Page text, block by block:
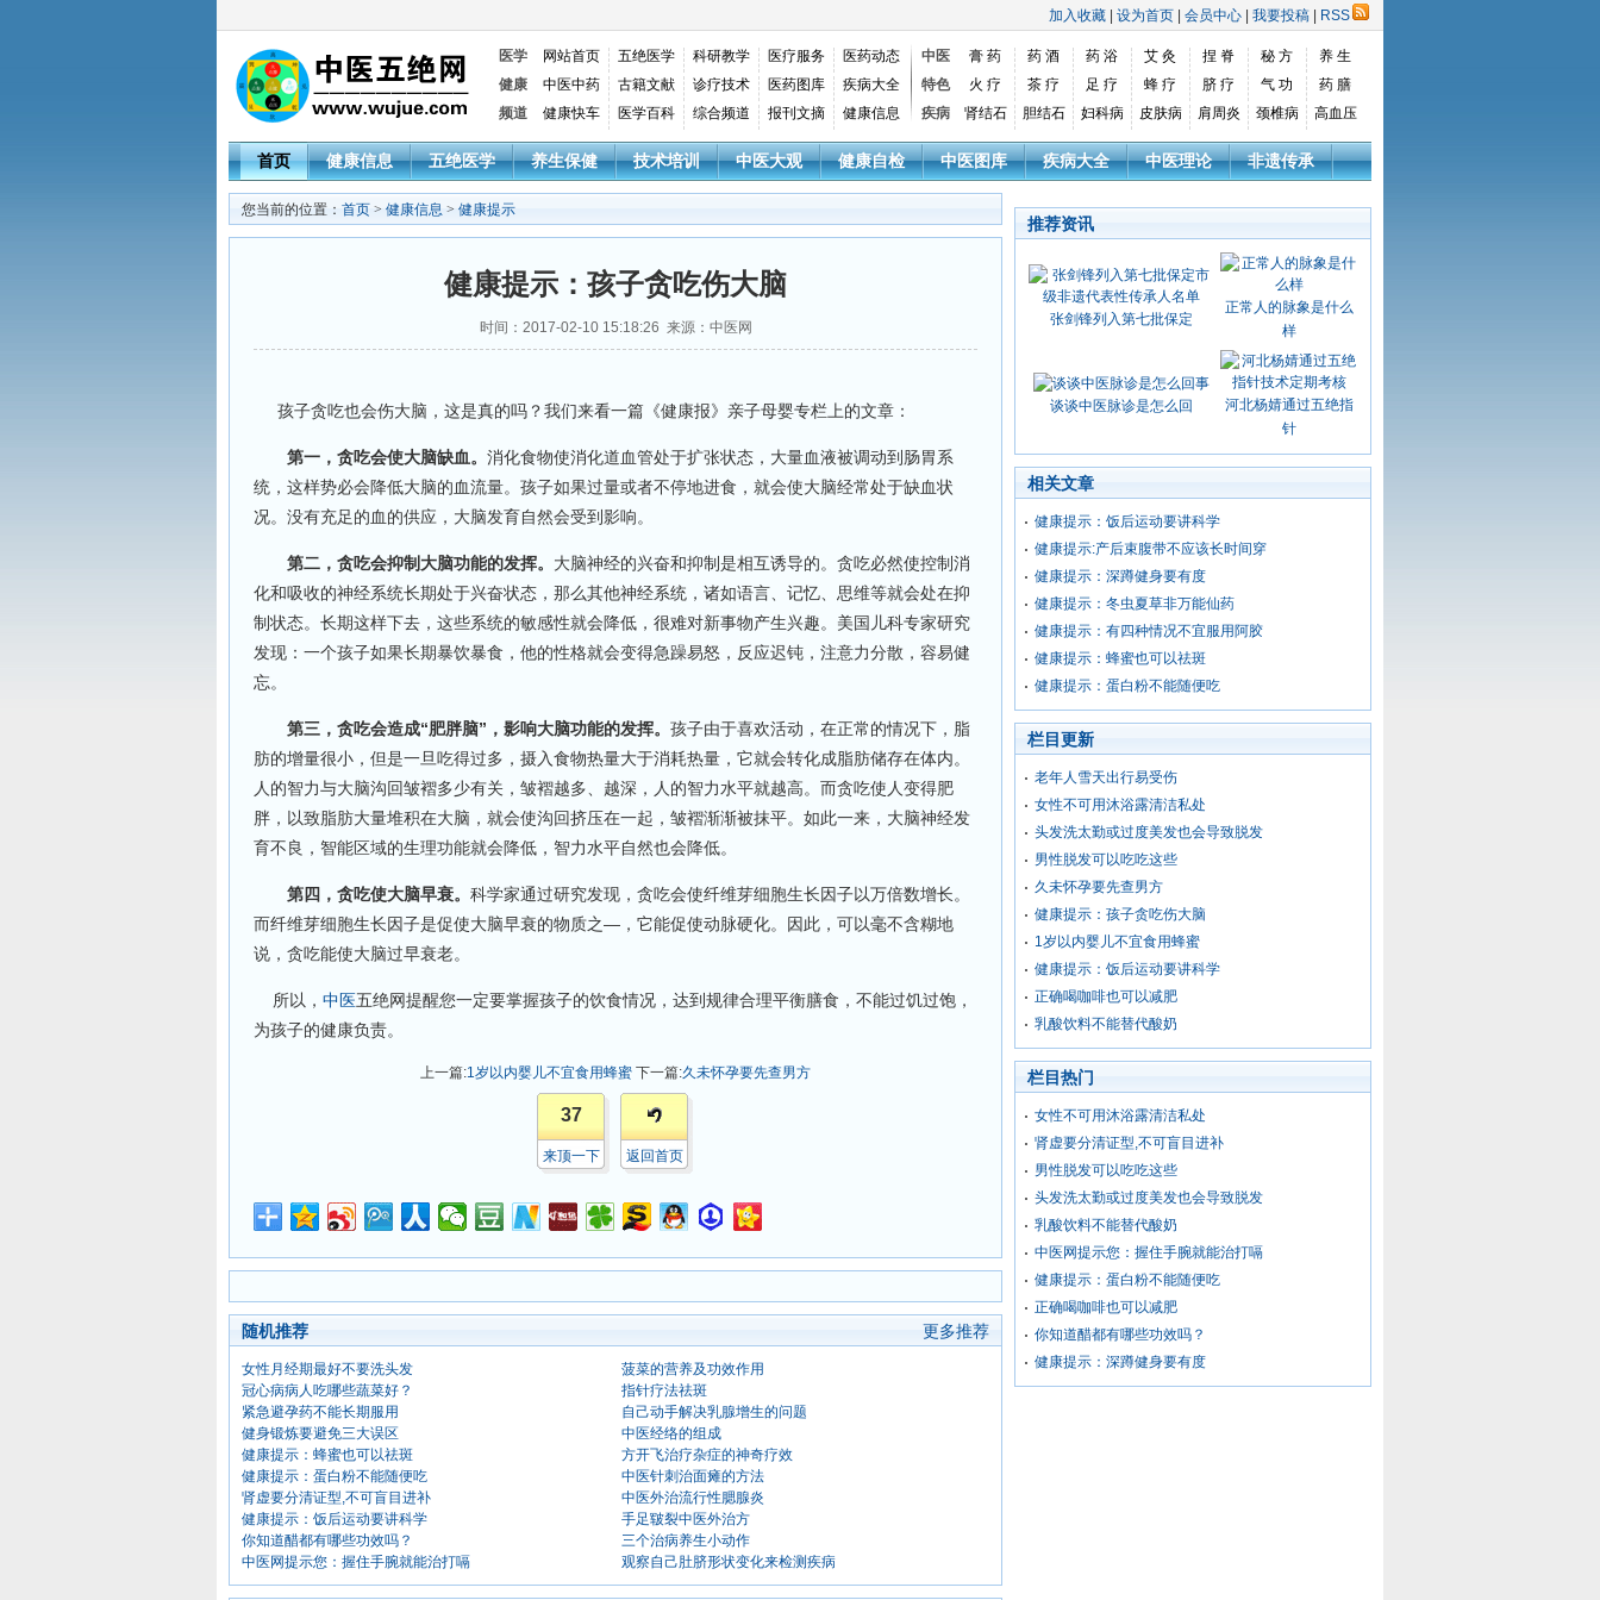
加入收藏 设为首页 会员中心 我要投稿 RSS
医学 网站首页 五绝医学 科研教学 医疗服务
医药动态
健康
中医中药 古籍文献 诊疗技术 医药图库
疾病大全
频道
健康快车 医学百科 综合频道 报刊文摘 健康信息
中医 膏 药 药 酒 药 浴 艾 灸 捏 脊 秘 方
养 生
特色
火 疗 茶 疗 足 疗 蜂 疗 脐 疗 气 功
药 膳
疾病
肾结石 胆结石 妇科病 皮肤病 肩周炎 颈椎病 高血压
首页 健康信息 五绝医学 养生保健 技术培训 中医大观 健康自检 中医图库 疾病大全 中医理论 非遗传承
您当前的位置： 首页 > 健康信息 > 健康提示
健康提示：孩子贪吃伤大脑
时间：2017-02-10 15:18:26 来源：中医网
孩子贪吃也会伤大脑，这是真的吗？我们来看一篇《健康报》亲子母婴专栏上的文章：
第一，贪吃会使大脑缺血。 消化食物使消化道血管处于扩张状态，大量血液被调动到肠胃系
统，这样势必会降低大脑的血流量。孩子如果过量或者不停地进食，就会使大脑经常处于缺血状
况。没有充足的血的供应，大脑发育自然会受到影响。
第二，贪吃会抑制大脑功能的发挥。 大脑神经的兴奋和抑制是相互诱导的。贪吃必然使控制消
化和吸收的神经系统长期处于兴奋状态，那么其他神经系统，诸如语言、记忆、思维等就会处在抑
制状态。长期这样下去，这些系统的敏感性就会降低，很难对新事物产生兴趣。美国儿科专家研究
发现：一个孩子如果长期暴饮暴食，他的性格就会变得急躁易怒，反应迟钝，注意力分散，容易健
忘。
第三，贪吃会造成“肥胖脑”，影响大脑功能的发挥。 孩子由于喜欢活动，在正常的情况下，脂
肪的增量很小，但是一旦吃得过多，摄入食物热量大于消耗热量，它就会转化成脂肪储存在体内。
人的智力与大脑沟回皱褶多少有关，皱褶越多、越深，人的智力水平就越高。而贪吃使人变得肥
胖，以致脂肪大量堆积在大脑，就会使沟回挤压在一起，皱褶渐渐被抹平。如此一来，大脑神经发
育不良，智能区域的生理功能就会降低，智力水平自然也会降低。
第四，贪吃使大脑早衰。 科学家通过研究发现，贪吃会使纤维芽细胞生长因子以万倍数增长。
而纤维芽细胞生长因子是促使大脑早衰的物质之—，它能促使动脉硬化。因此，可以毫不含糊地
说，贪吃能使大脑过早衰老。
所以， 中医五绝网提醒您一定要掌握孩子的饮食情况，达到规律合理平衡膳食，不能过饥过饱，
为孩子的健康负责。
上一篇:1岁以内婴儿不宜食用蜂蜜 下一篇:久未怀孕要先查男方
37
来顶一下 返回首页
随机推荐 更多推荐
女性月经期最好不要洗头发
冠心病病人吃哪些蔬菜好？
紧急避孕药不能长期服用
健身锻炼要避免三大误区
健康提示：蜂蜜也可以祛斑
健康提示：蛋白粉不能随便吃
肾虚要分清证型,不可盲目进补
健康提示：饭后运动要讲科学
你知道醋都有哪些功效吗？
中医网提示您：握住手腕就能治打嗝
菠菜的营养及功效作用
指针疗法祛斑
自己动手解决乳腺增生的问题
中医经络的组成
方开飞治疗杂症的神奇疗效
中医针刺治面瘫的方法
中医外治流行性腮腺炎
手足皲裂中医外治方
三个治病养生小动作
观察自己肚脐形状变化来检测疾病
推荐资讯
张剑锋列入第七批保定
正常人的脉象是什么
样
谈谈中医脉诊是怎么回
河北杨婧通过五绝指
针
相关文章
健康提示：饭后运动要讲科学
健康提示:产后束腹带不应该长时间穿
健康提示：深蹲健身要有度
健康提示：冬虫夏草非万能仙药
健康提示：有四种情况不宜服用阿胶
健康提示：蜂蜜也可以祛斑
健康提示：蛋白粉不能随便吃
栏目更新
老年人雪天出行易受伤
女性不可用沐浴露清洁私处
头发洗太勤或过度美发也会导致脱发
男性脱发可以吃吃这些
久未怀孕要先查男方
健康提示：孩子贪吃伤大脑
1岁以内婴儿不宜食用蜂蜜
健康提示：饭后运动要讲科学
正确喝咖啡也可以减肥
乳酸饮料不能替代酸奶
栏目热门
女性不可用沐浴露清洁私处
肾虚要分清证型,不可盲目进补
男性脱发可以吃吃这些
头发洗太勤或过度美发也会导致脱发
乳酸饮料不能替代酸奶
中医网提示您：握住手腕就能治打嗝
健康提示：蛋白粉不能随便吃
正确喝咖啡也可以减肥
你知道醋都有哪些功效吗？
健康提示：深蹲健身要有度